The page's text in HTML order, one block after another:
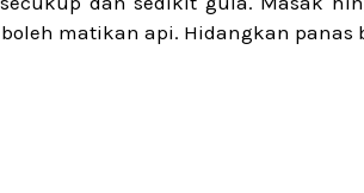
matikan api. Hidangkan panas